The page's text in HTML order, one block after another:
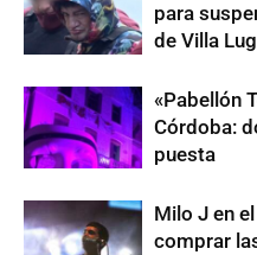
para
de Villa
«Pabellón
Córdoba:
puesta
Milo J en
comprar